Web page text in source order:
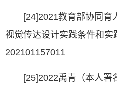
[24]2021教育部协同育
视觉传达设计实践条件和实
202101157011
[25]2022禹青（本人署